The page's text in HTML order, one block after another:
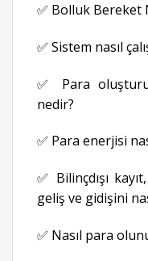
✅ Bolluk Bereket
✅ Sistem nasıl
✅ Para
nedir?
✅ Para enerjisi
✅ Bilinçdışı
geliş ve gidişini
✅ Nasıl para